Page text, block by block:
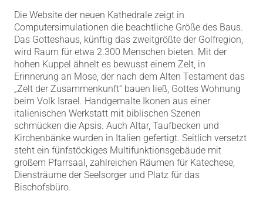
Die Website der neuen Kathedrale zeigt in
Computersimulationen die beachtliche Größe des Baus.
Das Gotteshaus, künftig das zweitgrößte der Golfregion,
wird Raum für etwa 2.300 Menschen bieten. Mit der
hohen Kuppel ähnelt es bewusst einem Zelt, in
Erinnerung an Mose, der nach dem Alten Testament das
„Zelt der Zusammenkunft“ bauen ließ, Gottes Wohnung
beim Volk Israel. Handgemalte Ikonen aus einer
italienischen Werkstatt mit biblischen Szenen
schmücken die Apsis. Auch Altar, Taufbecken und
Kirchenbänke wurden in Italien gefertigt. Seitlich versetzt
steht ein fünfstöckiges Multifunktionsgebäude mit
großem Pfarrsaal, zahlreichen Räumen für Katechese,
Diensträume der Seelsorger und Platz für das
Bischofsbüro.